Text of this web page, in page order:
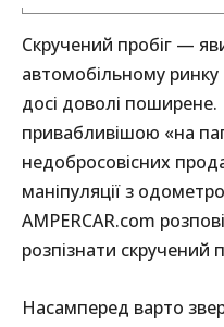
Скручений пробіг —
автомобільному
досі доволі
привабливішою «на
недобросовісних
маніпуляції з
AMPERCAR.com
розпізнати скручений
Насамперед варто